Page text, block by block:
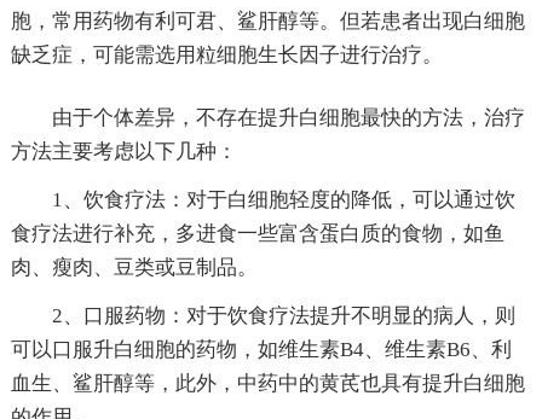
胞，常用药物有利可君、鲨肝醇等。但若患者出现白细胞
缺乏症，可能需选用粒细胞生长因子进行治疗。
由于个体差异，不存在提升白细胞最快的方法，治疗
方法主要考虑以下几种：
1、饮食疗法：对于白细胞轻度的降低，可以通过饮
食疗法进行补充，多进食一些富含蛋白质的食物，如鱼
肉、瘦肉、豆类或豆制品。
2、口服药物：对于饮食疗法提升不明显的病人，则
可以口服升白细胞的药物，如维生素B4、维生素B6、利
血生、鲨肝醇等，此外，中药中的黄芪也具有提升白细胞